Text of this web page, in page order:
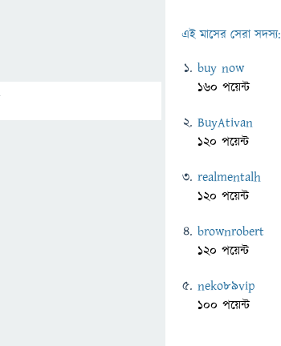
এই মাসের সেরা সদস্য:
buy now
160 পয়েন্ট
BuyAtivan
120 পয়েন্ট
realmentalh
120 পয়েন্ট
brownrobert
120 পয়েন্ট
neko89vip
100 পয়েন্ট